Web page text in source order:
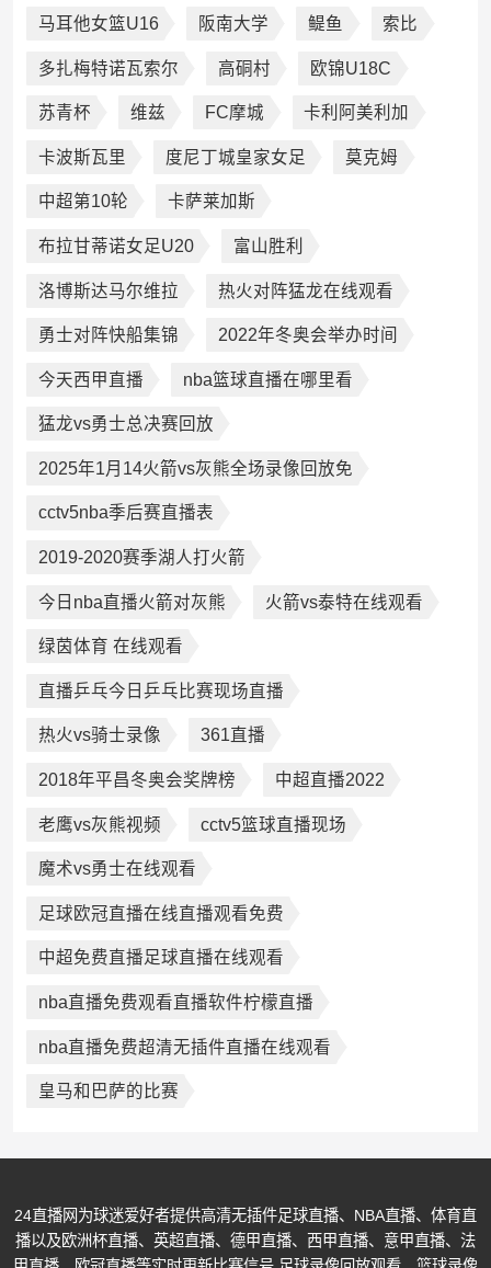
马耳他女篮U16 阪南大学 鳀鱼 索比
多扎梅特诺瓦索尔 高硐村 欧锦U18C
苏青杯 维兹 FC摩城 卡利阿美利加
卡波斯瓦里 度尼丁城皇家女足 莫克姆
中超第10轮 卡萨莱加斯
布拉甘蒂诺女足U20 富山胜利
洛博斯达马尔维拉 热火对阵猛龙在线观看
勇士对阵快船集锦 2022年冬奥会举办时间
今天西甲直播 nba篮球直播在哪里看
猛龙vs勇士总决赛回放
2025年1月14火箭vs灰熊全场录像回放免
cctv5nba季后赛直播表
2019-2020赛季湖人打火箭
今日nba直播火箭对灰熊 火箭vs泰特在线观看
绿茵体育 在线观看
直播乒乓今日乒乓比赛现场直播
热火vs骑士录像 361直播
2018年平昌冬奥会奖牌榜 中超直播2022
老鹰vs灰熊视频 cctv5篮球直播现场
魔术vs勇士在线观看
足球欧冠直播在线直播观看免费
中超免费直播足球直播在线观看
nba直播免费观看直播软件柠檬直播
nba直播免费超清无插件直播在线观看
皇马和巴萨的比赛
24直播网为球迷爱好者提供高清无插件足球直播、NBA直播、体育直
播以及欧洲杯直播、英超直播、德甲直播、西甲直播、意甲直播、法